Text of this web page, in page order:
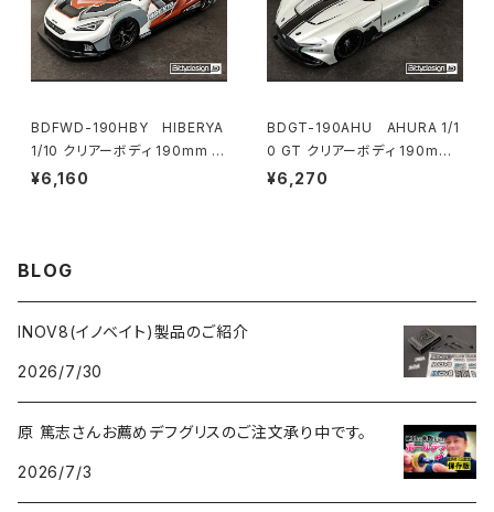
BDFWD-190HBY HIBERYA
1/10 クリアーボディ 190mm F
WD ライトウェイト
¥6,160
BDGT-190AHU AHURA 1/1
0 GT クリアーボディ 190mm
ライトウェイト
¥6,270
BLOG
INOV8(イノベイト)製品のご紹介
2026/7/30
原 篤志さんお薦めデフグリスのご注文承り中です。
2026/7/3